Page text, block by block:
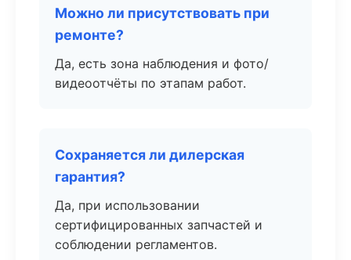
Можно ли присутствовать при
ремонте?
Да, есть зона наблюдения и фото/
видеоотчёты по этапам работ.
Сохраняется ли дилерская
гарантия?
Да, при использовании
сертифицированных запчастей и
соблюдении регламентов.